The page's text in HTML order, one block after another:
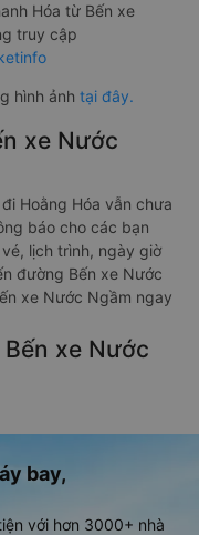
Hóa từ Bến xe
truy cập
hình ảnh tại đây.
xe Nước
Hoằng Hóa vẫn chưa
báo cho các bạn
lịch trình, ngày giờ
đường Bến xe Nước
xe Nước Ngầm ngay
xe Nước
bay,
với hơn 3000+ nhà